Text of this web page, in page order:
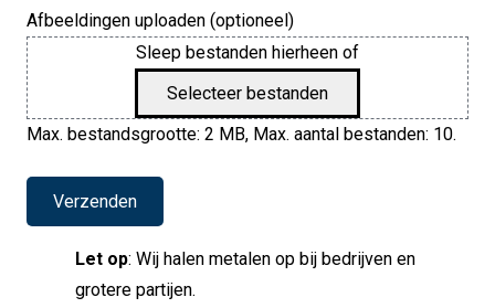
Afbeeldingen uploaden (optioneel)
Sleep bestanden hierheen of
Selecteer bestanden
Max. bestandsgrootte: 2 MB, Max. aantal bestanden: 10.
Let op: Wij halen metalen op bij bedrijven en
grotere partijen.